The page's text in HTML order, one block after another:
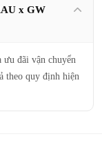
x GW
đãi vận chuyển
theo quy định hiện